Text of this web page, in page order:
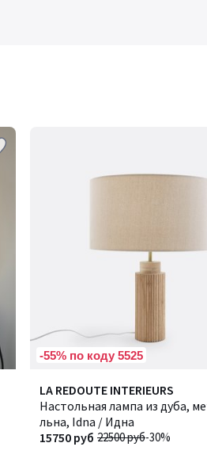
-55% по коду 5525
LA REDOUTE INTERIEURS
Настольная лампа из дуба,
льна, Idna / Идна
22500 руб-30%
15750 руб
5
/
5